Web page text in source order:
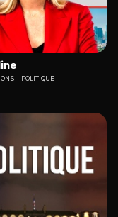
POLITIQUE